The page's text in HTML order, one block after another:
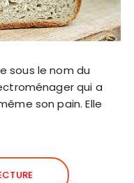
sous le nom du
qui a
son pain. Elle